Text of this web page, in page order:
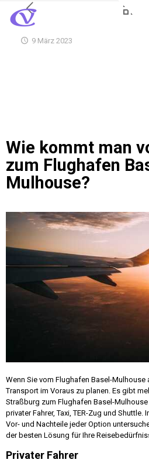
9 März 2023
Wie kommt man
zum Flughafen
Mulhouse?
Wenn Sie vom Flughafen Basel-
Transport im Voraus zu planen. Es gibt
Straßburg zum Flughafen Basel-
privater Fahrer, Taxi, TER-Zug und
Vor- und Nachteile jeder Option
der besten Lösung für Ihre
Privater Fahrer